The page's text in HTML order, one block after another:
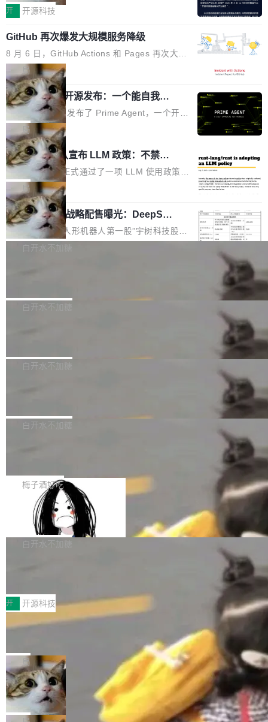
度宣传的。」 这才是真正的痛点。不是所有论文
都有问题，是最吸引眼球的那批论文最有问题。
他引用的帖子来自 Mathew Shen，一位 ICLR 2
026 的读者：「看了篇 ...
认为现代 AI 领域最重要的三个开源项目。 第一
理由很具体。FA 系列不需要解释，但 FA2 是他
认为最重要的一个——复杂度恰到好处，刚好能
驱动你去学 CuTe，但还没被那些"邪恶的" Hopp
er++ 优化所淹没，足够容易修改和适配。 更关
键的是 FA2 的持久性...
单点设备迈向智能化、网联化、协同化发展。作
鸿蒙通过统一技术底座和分布式能力，为不同类
型智能设备的开发、连接与互联提供关键支撑，
也为产业链企业探索产品创新与商业增长打开新
的空间。 8月14日，开源鸿蒙智能硬件开发者日
（OHDD：OpenHarmony Hardware Develope
r Day）将在杭州启航。活动面向智能硬件产业
链企业和开发者，邀请行业专家与资深技术顾
问，围绕开源鸿蒙技术能力、设备适配、芯片适
配、功耗与稳定性调优、兼容性测评及统一互联
等内容展开系统讲解和实战交流，帮助企业进一
步了解开源鸿蒙在智能...
开 开源科技
GitHub 再次爆发大规模服务降级
8 月 6 日，GitHub Actions 和 Pages 再次大规
模服务降级，Actions 完全不可用超过 5 小时，
webhook 停发，连自托管 runner 也因调度层故
障无法工作。Pages、Copilot code review、C
opilot coding agent 全部受影响。从检测到完全
恢复，大约 12 小时。 这是 2026 年 8 月的第六
起事故，其中四起与 AI/Copilot 服务相关。 Git
Hub 员工 kdaigle 在 HN 讨论中贴出了一组数
据：2025 年全年 10 亿次 commit。现在，每周
2.75 亿次，全年预计 140 亿次。GitHub...
局
Prime Agent 开源发布：一个能自我改
进的编程 Agent，ARC-AGI 3 超越人类
专家基线
Prime Intellect 发布了 Prime Agent，一个开源
的编程 Agent Harness，核心设计围绕两个抽
象：Recursive Language Model（RLM）和 C
ontinual Harness。在 ARC-AGI 3 基准测试
上，Prime Agent + Opus 5 的组合达到了 95.
5% RHAE Best@1，超过了 ARC 报告的人类专
家基线 95.4%。 不是又一个 coding agent 包装
器 Prime Agent 的架构和市面上大多数 coding
agent 有本质区别。大多数 agent harness 的设
计是基于早期模型的能力—...
局
Rust 项目团队宣布 LLM 政策：不禁
止，但你要承认哪些代码不是你写的
Rust 语言项目正式通过了一项 LLM 使用政策，
覆盖 rust-lang/rust 单一仓库的代码贡献。这不
是项目级别的官方立场，目前由五个团队采纳，
但它可能是主流开源项目中关于 AI 辅助贡献最
细致的一份规则。 政策的核心只有一句话：LLM
可以用来分析、提炼、审阅、建议，但不能用来
不得生成涉及安全性的关键变更，除非作者本身
局
宇树科技 IPO 战略配售曝光：DeepSe
ek 获配 93.3 万股，锁定 36 个月
8月6日晚间，“人形机器人第一股”宇树科技股份
有限公司披露IPO发行价格及战略配售结果，杭
36个月。 公告显示，本次宇树科技战略配售对
员工参与设立的专项资产管理计划。其中，Dee
获配9...
白开水不加糖
Bug fixes and enhancements 修复多次传递同
一个回归问题，该问题导致拉取镜像时会拒绝包
题，该问题可能导致在旧版 Linux 内核...
白开水不加糖
e 孵化器项目管理委员会（IPMC）投票中获得
P）！这一里程碑不仅标志着 Fluss 迈入新的发
白开水不加糖
长期停止内容更新，未能实现其作为“AI版维基百
提交的编辑请求也长期处于待处理状态。 Groki
pedia 于去年底上线，定位为由人工智能生成内
容的百科平台，被马斯克视为传统众包百科网站
维基百科的替代方案。Lawfare 调查发现，无论
热门页面还是低关注度页面，均未出现近期更
白开水不加糖
是这样的：配 MessageSource 的 Bean、写 R
eloadableResourceBundleMessageSource、
声明 LocaleResolver、注册 LocaleChangeInt
erceptor…五六步之后才能看到第一行翻译文
本。 Solon 换了个方式。整个 i18n 模块围绕三
梅子酒好吃
Apache Doris 4.1 全面增强 Iceberg：
支持 UPDATE、MERGE INTO 与 Iceb
erg V3
Apache Doris 4.1 要补齐的，正是缺失的那一
半。在已有查询能力的基础上，Doris 进一步支
常维护操作，并完整支持 Iceberg V3 格式。
白开水不加糖
村国家自主创新示范区会议中心开幕。本届大会
由中关村智联软件服务业质量创新联盟主办，以
“智构可信·质创未来——AI原生时代的质量新范
式”为主题，直面AI从实验室走向规模化产业落地
的核心质量命题。会上，《2026智能研发生产力
工具选型手册》发布，Testin云测的Testin XAge
nt智能测试系统入选AI测试领域代表产品。对CI
O而言，这提示了一个转变：AI测试正在从效率
工具升级为企业的质量基础设施。 CIO面对的新
开 开源科技
让非法状态不可表示：一篇关于 ADT
有一种东西，一旦用过就回不去了。Alex Fedos
eev 管它叫"软件设计的基石"。 他说的东西不新
鲜——代数数据类型（ADT），尤其是和类型
（sum type）。但他说清楚了一件事：这不是类
型系统的学术体操，是日常编码的思维方式。 文
章从一个简单的例子切入。一个网站的深色主题
局
Cloudflare 开源内部企业 AI 平台 Clou
dflare OS
Cloudflare 发布了一个开源项目 Cloudflare O
S。如果你只看官方博客，你会觉得这是又一